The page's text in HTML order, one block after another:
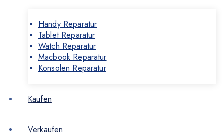
Handy Reparatur
Tablet Reparatur
Watch Reparatur
Macbook Reparatur
Konsolen Reparatur
Kaufen
Verkaufen